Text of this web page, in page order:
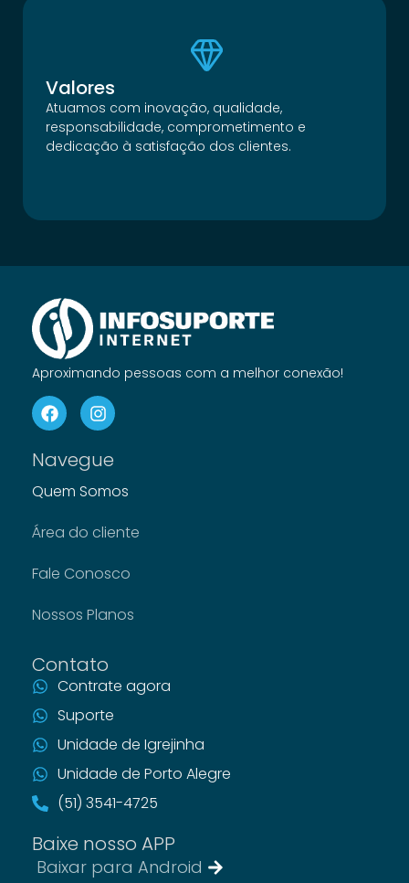
Valores
Atuamos com inovação, qualidade,
responsabilidade, comprometimento e
dedicação à satisfação dos clientes.
Aproximando pessoas com a melhor conexão!
Navegue
Quem Somos
Área do cliente
Fale Conosco
Nossos Planos
Contato
Contrate agora
Suporte
Unidade de Igrejinha
Unidade de Porto Alegre
(51) 3541-4725
Baixe nosso APP
Baixar para Android